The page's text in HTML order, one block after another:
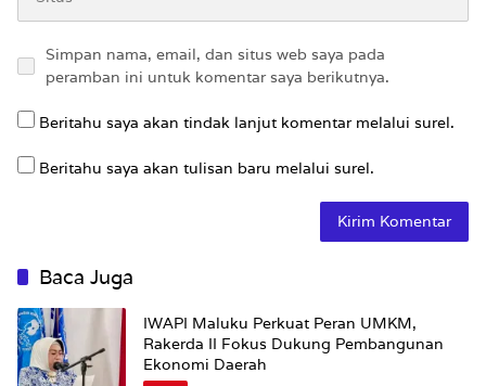
Simpan nama, email, dan situs web saya pada
peramban ini untuk komentar saya berikutnya.
Beritahu saya akan tindak lanjut komentar melalui surel.
Beritahu saya akan tulisan baru melalui surel.
Baca Juga
IWAPI Maluku Perkuat Peran UMKM,
Rakerda II Fokus Dukung Pembangunan
Ekonomi Daerah